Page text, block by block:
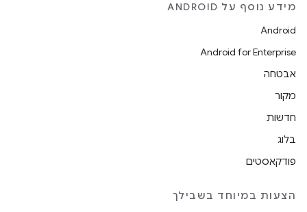
מידע נוסף על ANDROID
Android
Android for Enterprise
אבטחה
מקור
חדשות
בלוג
פודקאסטים
הצעות במיוחד בשבילך